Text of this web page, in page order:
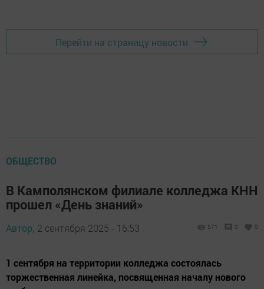
Перейти на страницу новости
ОБЩЕСТВО
В Камполянском филиале колледжа КНН
прошел «День знаний»
Автор, 2 сентября 2025 - 16:53 571 0 0
1 сентября на территории колледжа состоялась
торжественная линейка, посвященная началу нового